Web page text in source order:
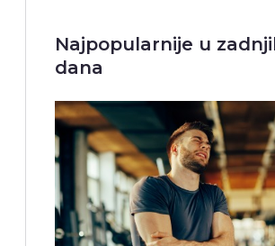
Najpopularnije u
dana